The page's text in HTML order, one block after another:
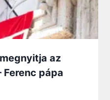
az
Ferenc pápa